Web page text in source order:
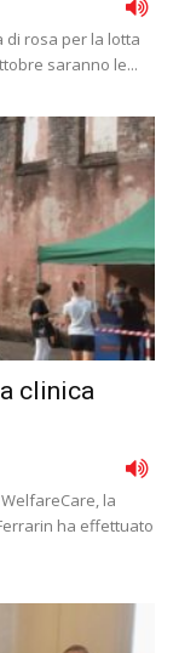
di rosa per la lotta
saranno le...
clinica
la
ha effettuato